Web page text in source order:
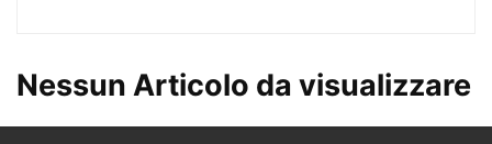
Nessun Articolo da visualizzare